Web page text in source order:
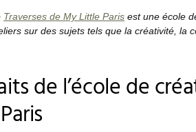
Traverses de My Little Paris est une école
sur des sujets tels que la créativité, la
de l’école de